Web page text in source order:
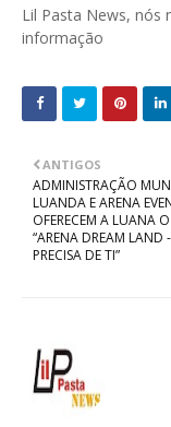
Lil Pasta News, nós
informação
ANTIGOS
ADMINISTRAÇÃO
LUANDA E ARENA
OFERECEM A LUANA
“ARENA DREAM LAND
PRECISA DE TI”